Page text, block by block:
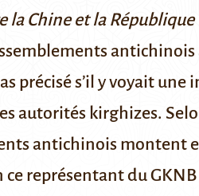
la Chine et la République
précisé s’il y voyait
autorités kirghizes.
antichinois montent
représentant du